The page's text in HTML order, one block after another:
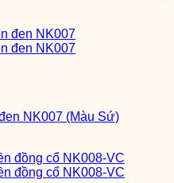
NK007 (Màu Sứ)